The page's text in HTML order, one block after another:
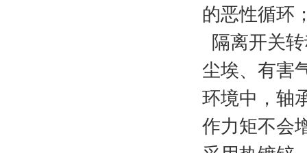
的恶性循环
隔离开关
尘埃、有害
环境中，轴
作力矩不会